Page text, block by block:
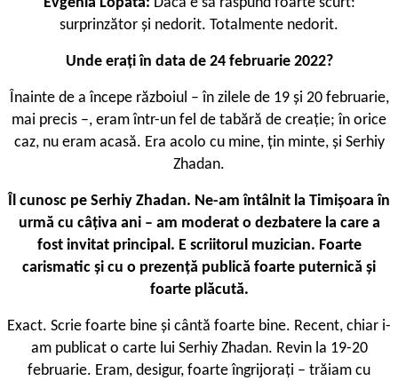
surprinzător și nedorit. Totalmente nedorit.
Unde erați în data de 24 februarie 2022?
Înainte de a începe războiul – în zilele de 19 și 20 februarie,
mai precis –, eram într-un fel de tabără de creație; în orice
caz, nu eram acasă. Era acolo cu mine, țin minte, și Serhiy
Zhadan.
Îl cunosc pe Serhiy Zhadan. Ne-am întâlnit la Timișoara în
urmă cu câțiva ani – am moderat o dezbatere la care a
fost invitat principal. E scriitorul muzician. Foarte
carismatic și cu o prezență publică foarte puternică și
foarte plăcută.
Exact. Scrie foarte bine și cântă foarte bine. Recent, chiar i-
am publicat o carte lui Serhiy Zhadan. Revin la 19-20
februarie. Eram, desigur, foarte îngrijorați – trăiam cu